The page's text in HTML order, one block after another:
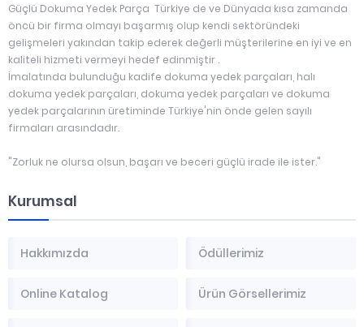
Güçlü Dokuma Yedek Parça Türkiye de ve Dünyada kısa zamanda
öncü bir firma olmayı başarmış olup kendi sektöründeki
gelişmeleri yakından takip ederek değerli müşterilerine en iyi ve en
kaliteli hizmeti vermeyi hedef edinmiştir .
İmalatında bulunduğu kadife dokuma yedek parçaları, halı
dokuma yedek parçaları, dokuma yedek parçaları ve dokuma
yedek parçalarının üretiminde Türkiye'nin önde gelen sayılı
firmaları arasındadır.
"Zorluk ne olursa olsun, başarı ve beceri güçlü irade ile ister."
Kurumsal
Hakkımızda Ödüllerimiz
Online Katalog Ürün Görsellerimiz